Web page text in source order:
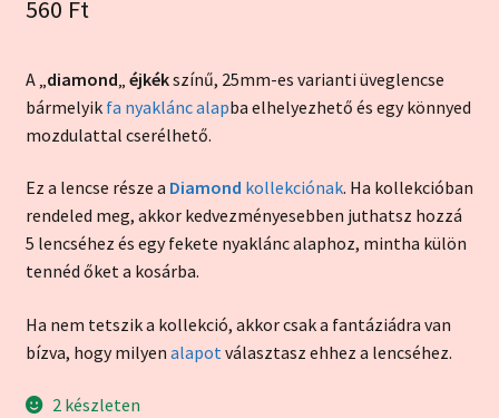
értékelés
560 Ft
A „ diamond éjkékszínű, 25mm-es varianti üveglencse
bármelyik fa nyaklánc alapba elhelyezhető és egy könnyed
mozdulattal cserélhető.
Ez a lencse része a Diamond kollekciónak. Ha kollekcióban
rendeled meg, akkor kedvezményesebben juthatsz hozzá
5 lencséhez és egy fekete nyaklánc alaphoz, mintha külön
tennéd őket a kosárba.
Ha nem tetszik a kollekció, akkor csak a fantáziádra van
bízva, hogy milyen alapot választasz ehhez a lencséhez.
2 készleten